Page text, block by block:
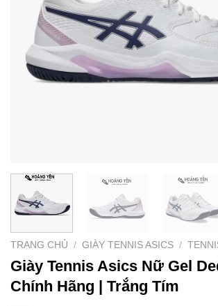
TRANG CHỦ / GIÀY TENNIS ASICS /
Giày Tennis Asics Nữ Gel
Chính Hãng | Trắng Tím